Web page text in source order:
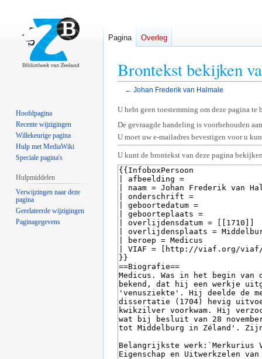
Brontekst bekijken
← Johan Frederik van Halmale
Naar
navigatie
springen
Naar
zoeken
springen
U hebt geen toestemming om deze pagina te
De gevraagde handeling is voorbehouden
U moet uw e-mailadres bevestigen voor u
U kunt de brontekst van deze pagina
Pagina Overleg
Hoofdpagina
Recente wijzigingen
Willekeurige pagina
Hulp met MediaWiki
Speciale pagina's
Hulpmiddelen
Verwijzingen naar deze
pagina
Gerelateerde wijzigingen
Paginagegevens